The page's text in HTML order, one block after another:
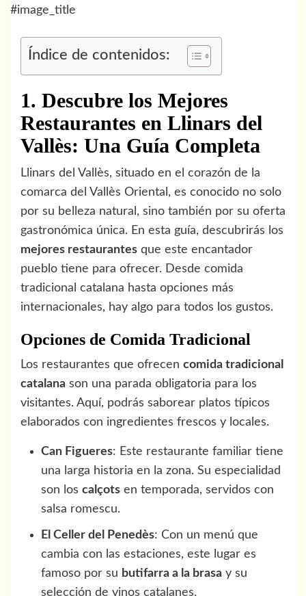
#image_title
Índice de contenidos:
1. Descubre los Mejores
Restaurantes en Llinars del
Vallès: Una Guía Completa
Llinars del Vallès, situado en el corazón de la
comarca del Vallès Oriental, es conocido no solo
por su belleza natural, sino también por su oferta
gastronómica única. En esta guía, descubrirás los
mejores restaurantes que este encantador
pueblo tiene para ofrecer. Desde comida
tradicional catalana hasta opciones más
internacionales, hay algo para todos los gustos.
Opciones de Comida Tradicional
Los restaurantes que ofrecen comida tradicional
catalana son una parada obligatoria para los
visitantes. Aquí, podrás saborear platos típicos
elaborados con ingredientes frescos y locales.
Can Figueres: Este restaurante familiar tiene
una larga historia en la zona. Su especialidad
son los calçots en temporada, servidos con
salsa romescu.
El Celler del Penedès: Con un menú que
cambia con las estaciones, este lugar es
famoso por su butifarra a la brasa y su
selección de vinos catalanes.